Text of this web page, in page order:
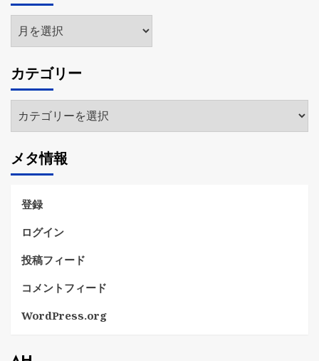
ア
ー
イ
ブ
カテゴリー
テ
リ
ー
メタ情報
登録
ログイン
投稿フィード
コメントフィード
WordPress.org